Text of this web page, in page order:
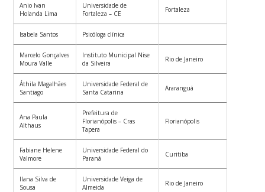
Anio Ivan
Holanda Lima
Universidade de
Fortaleza – CE
Fortaleza
Isabela Santos Psicóloga clínica
Marcelo Gonçalves
Moura Valle
Instituto Municipal Nise
da Silveira
Rio de Janeiro
Áthila Magalhães
Santiago
Universidade Federal de
Santa Catarina
Araranguá
Ana Paula
Althaus
Prefeitura de
Florianópolis – Cras
Tapera
Florianópolis
Fabiane Helene
Valmore
Universidade Federal do
Paraná
Curitiba
Ilana Silva de
Sousa
Universidade Veiga de
Almeida
Rio de Janeiro